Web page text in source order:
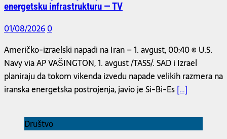
energetsku infrastrukturu — TV
01/08/20260
Američko-izraelski napadi na Iran – 1. avgust, 00:40 © U.S.
Navy via AP VAŠINGTON, 1. avgust /TASS/. SAD i Izrael
planiraju da tokom vikenda izvedu napade velikih razmera na
iranska energetska postrojenja, javio je Si-Bi-Es[…]
Društvo